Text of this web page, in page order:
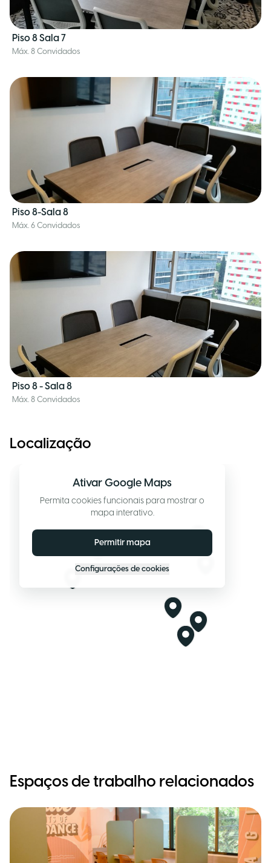
Piso 8 Sala 7
Máx. 8 Convidados
Piso 8-Sala 8
Máx. 6 Convidados
Piso 8 - Sala 8
Máx. 8 Convidados
Localização
Ativar Google Maps
Permita cookies funcionais para mostrar o
mapa interativo.
Permitir mapa
Configurações de cookies
Espaços de trabalho relacionados